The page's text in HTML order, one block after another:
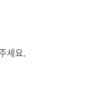
세요.